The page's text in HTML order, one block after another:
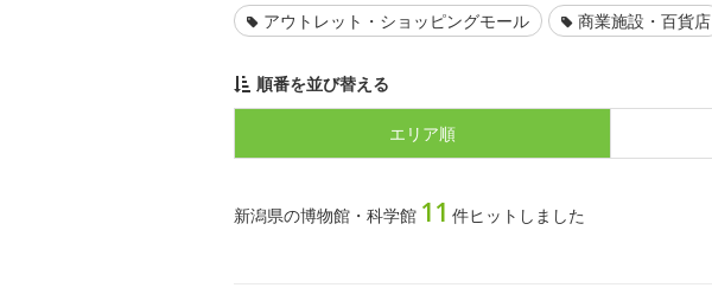
アウトレット・ショッピングモール
商業施設・百貨店
順番を並び替える
エリア順
新潟県の博物館・科学館 11 件ヒットしました